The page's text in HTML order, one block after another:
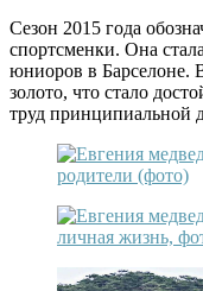
Сезон 2015 года
спортсменки. Она
юниоров в Барселоне.
золото, что стало
труд принципиальной